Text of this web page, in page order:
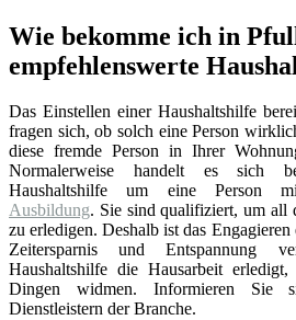
Wie bekomme ich in
empfehlenswerte
Das Einstellen einer Haushaltshilfe
fragen sich, ob solch eine Person
diese fremde Person in Ihrer
Normalerweise handelt es sich
Haushaltshilfe um eine Person
Ausbildung. Sie sind qualifiziert, um all
zu erledigen. Deshalb ist das
Zeitersparnis und Entspannung
Haushaltshilfe die Hausarbeit
Dingen widmen. Informieren Sie
Dienstleistern der Branche.